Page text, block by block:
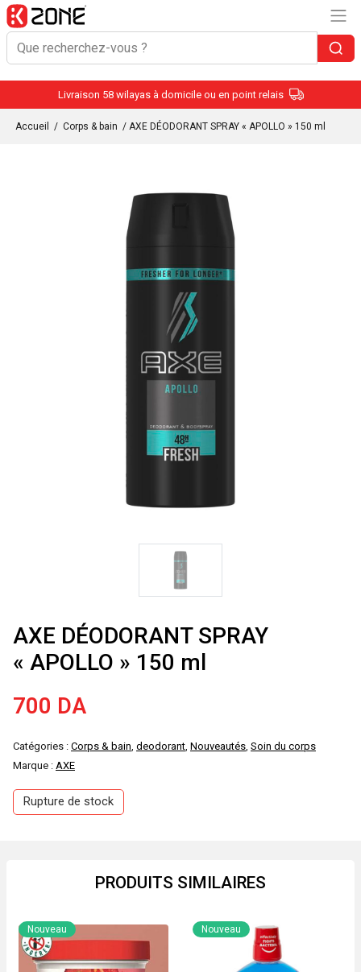
Livraison 58 wilayas à domicile ou en point relais
Accueil / Corps & bain / AXE DÉODORANT SPRAY « APOLLO » 150 ml
AXE DÉODORANT SPRAY
« APOLLO » 150 ml
700 DA
Catégories : Corps & bain, deodorant, Nouveautés, Soin du corps
Marque : AXE
Rupture de stock
PRODUITS SIMILAIRES
Nouveau Nouveau